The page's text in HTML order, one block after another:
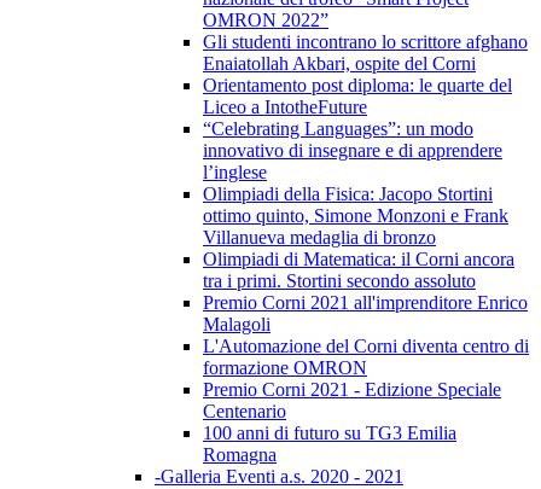
OMRON 2022”
Gli studenti incontrano lo scrittore afghano
Enaiatollah Akbari, ospite del Corni
Orientamento post diploma: le quarte del
Liceo a IntotheFuture
“Celebrating Languages”: un modo
innovativo di insegnare e di apprendere
l’inglese
Olimpiadi della Fisica: Jacopo Stortini
ottimo quinto, Simone Monzoni e Frank
Villanueva medaglia di bronzo
Olimpiadi di Matematica: il Corni ancora
tra i primi. Stortini secondo assoluto
Premio Corni 2021 all'imprenditore Enrico
Malagoli
L'Automazione del Corni diventa centro di
formazione OMRON
Premio Corni 2021 - Edizione Speciale
Centenario
100 anni di futuro su TG3 Emilia
Romagna
-Galleria Eventi a.s. 2020 - 2021